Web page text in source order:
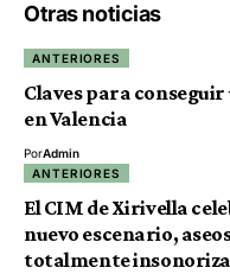
Otras noticias
ANTERIORES
Claves para conseguir
en Valencia
PorAdmin
ANTERIORES
El CIM de Xirivella
nuevo escenario,
totalmente